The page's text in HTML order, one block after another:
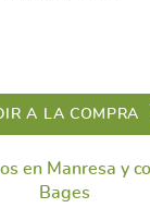
A LA COMPRA
en Manresa y
Bages